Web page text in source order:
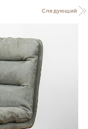
Следующий